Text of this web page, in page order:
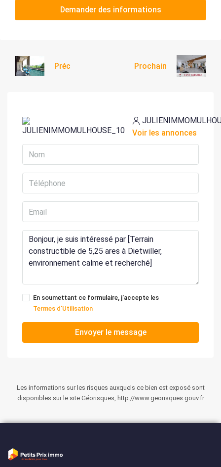
Demander des informations
Préc Prochain
Voir les annonces
En soumettant ce formulaire, j'accepte les
Termes d'Utilisation
Envoyer le message
Les informations sur les risques auxquels ce bien est exposé sont
disponibles sur le site Géorisques, http://www.georisques.gouv.fr